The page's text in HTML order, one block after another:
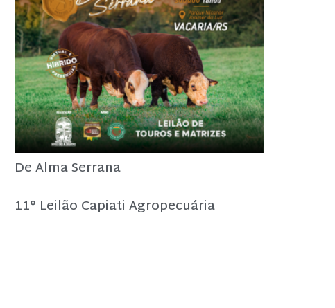
De Alma Serrana
11° Leilão Capiati Agropecuária